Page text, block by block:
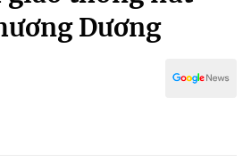
Dương